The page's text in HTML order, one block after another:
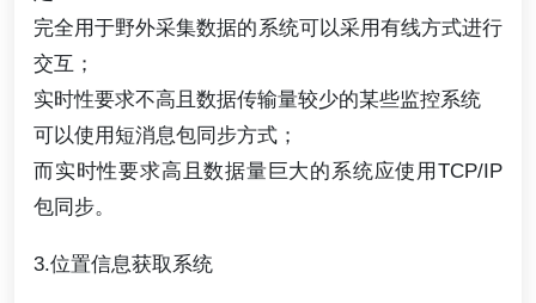
完全用于野外采集数据的系统可以采用有线方式进行
交互；
实时性要求不高且数据传输量较少的某些监控系统
可以使用短消息包同步方式；
而实时性要求高且数据量巨大的系统应使用TCP/IP
包同步。
3.位置信息获取系统